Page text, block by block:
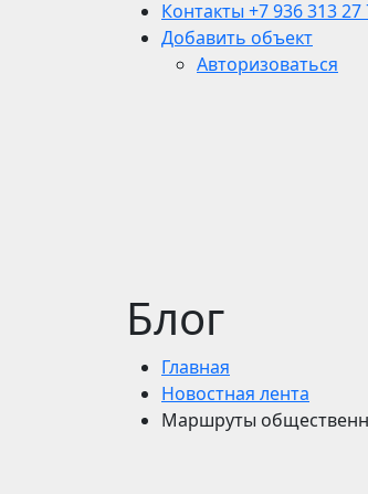
Контакты +7 936 313 27
Добавить объект
Авторизоваться
Блог
Главная
Новостная лента
Маршруты